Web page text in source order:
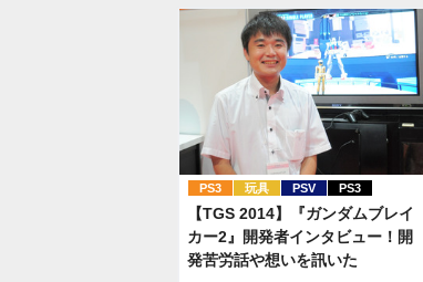
PS3 玩具 PSV PS3
【TGS 2014】『ガンダムブレイ
カー2』開発者インタビュー！開
発苦労話や想いを訊いた